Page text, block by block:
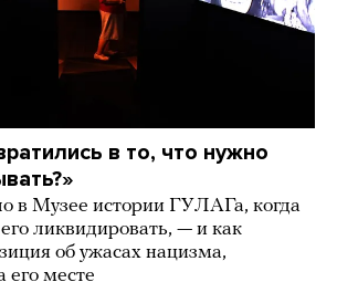
в то, что нужно
в Музее истории ГУЛАГа, когда
ликвидировать, — и как
об ужасах нацизма,
его месте